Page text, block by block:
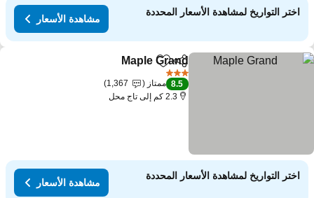
اختر التواريخ لمشاهدة الأسعار المحددة
مشاهدة الأسعار
مشاركةAdd to favorites
Maple Grand
8.5 ممتاز
1,367
2.3 كم إلى تاج محل
اختر التواريخ لمشاهدة الأسعار المحددة
مشاهدة الأسعار